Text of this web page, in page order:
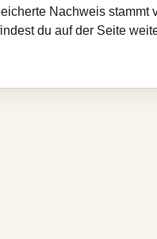
Nachweis stammt
du auf der Seite